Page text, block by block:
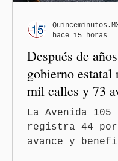
Después de años
gobierno estatal
mil calles y 73
La Avenida 105
registra 44
avance y
hace 15 horas